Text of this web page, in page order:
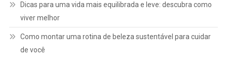
Dicas para uma vida mais equilibrada e leve: descubra como
viver melhor
Como montar uma rotina de beleza sustentável para cuidar
de você